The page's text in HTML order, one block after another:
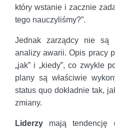
który wstanie i zacznie
tego nauczyliśmy?”.
Jednak zarządcy nie są
analizy awarii. Opis pracy
„jak” i „kiedy”, co zwykle
plany są właściwie
status quo dokładnie tak,
zmiany.
Liderzy mają tendencję